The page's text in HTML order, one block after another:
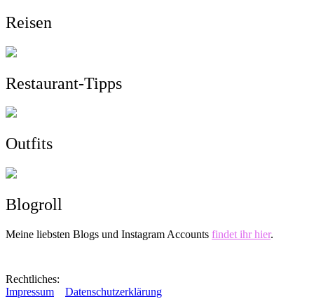
Reisen
Restaurant-Tipps
Outfits
Blogroll
Meine liebsten Blogs und Instagram Accounts findet ihr hier.
Rechtliches:
Impressum
Datenschutzerklärung